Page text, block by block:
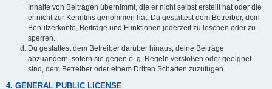
Inhalte von Beiträgen übernimmt, die er nicht selbst erstellt hat oder die
er nicht zur Kenntnis genommen hat. Du gestattest dem Betreiber, dein
Benutzerkonto, Beiträge und Funktionen jederzeit zu löschen oder zu
sperren.
Du gestattest dem Betreiber darüber hinaus, deine Beiträge
abzuändern, sofern sie gegen o. g. Regeln verstoßen oder geeignet
sind, dem Betreiber oder einem Dritten Schaden zuzufügen.
4. GENERAL PUBLIC LICENSE